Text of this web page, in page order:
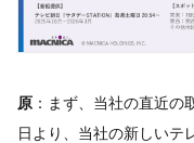
原 ：まず、当社の直近
日より、当社の新しいテ